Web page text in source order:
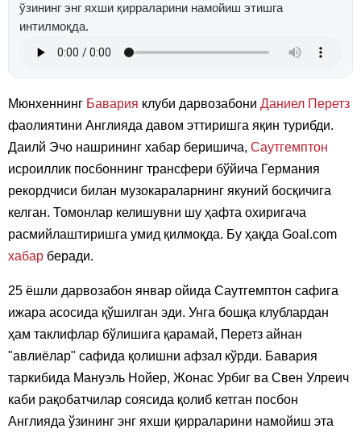
ўзининг энг яхши қирраларини намойиш этишга
интилмоқда.
Мюнхеннинг Бавария клуби дарвозабони Даниел Перетз
фаолиятини Англияда давом эттиришга яқин турибди.
Даилй Эчо нашрининг хабар беришича, Саутгемптон
исроиллик посбоннинг трансфери бўйича Германия
рекордчиси билан музокараларнинг якуний босқичига
келган. Томонлар келишувни шу ҳафта охиригача
расмийлаштиришга умид қилмоқда. Бу ҳақда Goal.com
хабар беради.
25 ёшли дарвозабон январ ойида Саутгемптон сафига
ижара асосида қўшилган эди. Унга бошқа клублардан
ҳам таклифлар бўлишига қарамай, Перетз айнан
"авлиёлар" сафида қолишни афзал кўрди. Бавария
таркибида Мануэль Нойер, Жонас Урбиг ва Свен Улреич
каби рақобатчилар соясида қолиб кетган посбон
Англияда ўзининг энг яхши қирраларини намойиш эта